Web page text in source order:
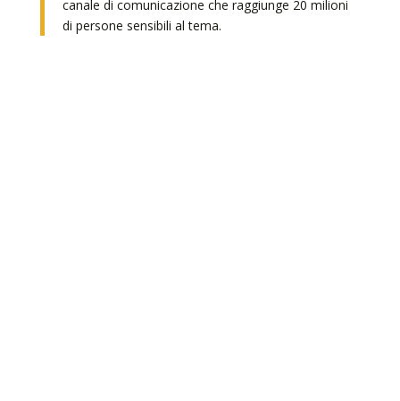
canale di comunicazione che raggiunge 20 milioni
di persone sensibili al tema.